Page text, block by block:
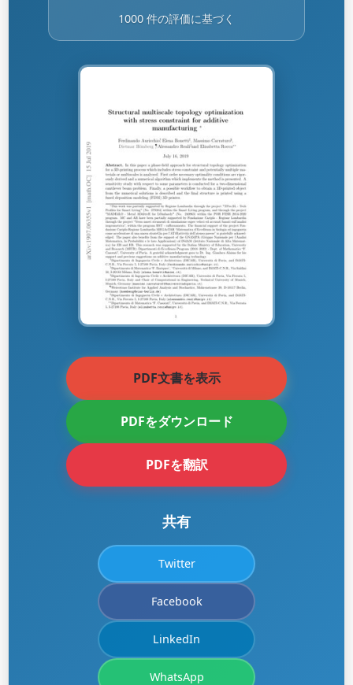
1000 件の評価に基づく
PDF文書を表示
PDFをダウンロード
PDFを翻訳
共有
Twitter
Facebook
LinkedIn
WhatsApp